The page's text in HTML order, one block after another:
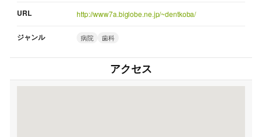
URL http://www7a.biglobe.ne.jp/~dentkoba/
ジャンル 病院 歯科
アクセス